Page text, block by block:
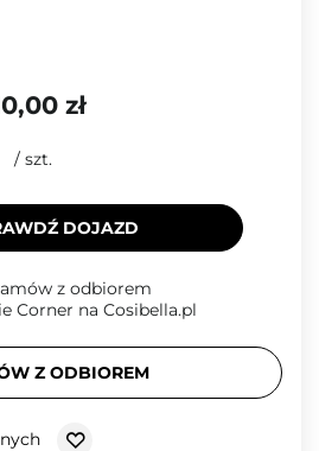
zł
/ szt.
DOJAZD
z odbiorem
Corner na Cosibella.pl
Z ODBIOREM